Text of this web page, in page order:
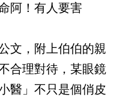
阿！有人要害
文，附上伯伯的親
合理對待，某眼鏡
醫」不只是個俏皮